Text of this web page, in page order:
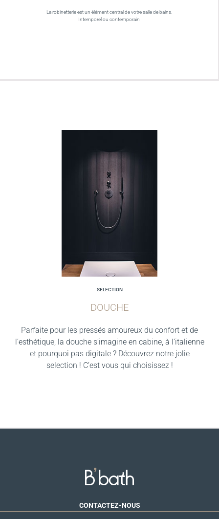
La robinetterie est un élément central de votre salle de bains.
Intemporel ou contemporain
SELECTION
DOUCHE
Parfaite pour les pressés amoureux du confort et de
l’esthétique, la douche s’imagine en cabine, à l’italienne
et pourquoi pas digitale ? Découvrez notre jolie
selection ! C’est vous qui choisissez !
CONTACTEZ-NOUS